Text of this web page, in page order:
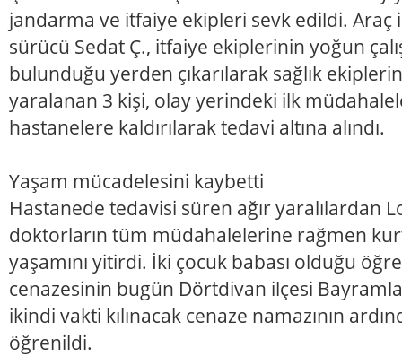
jandarma ve itfaiye ekipleri sevk edildi. Araç
sürücü Sedat Ç., itfaiye ekiplerinin yoğun
bulunduğu yerden çıkarılarak sağlık
yaralanan 3 kişi, olay yerindeki ilk
hastanelere kaldırılarak tedavi altına alındı.
Yaşam mücadelesini kaybetti
Hastanede tedavisi süren ağır yaralılardan
doktorların tüm müdahalelerine rağmen
yaşamını yitirdi. İki çocuk babası olduğu
cenazesinin bugün Dörtdivan ilçesi
ikindi vakti kılınacak cenaze namazının
öğrenildi.